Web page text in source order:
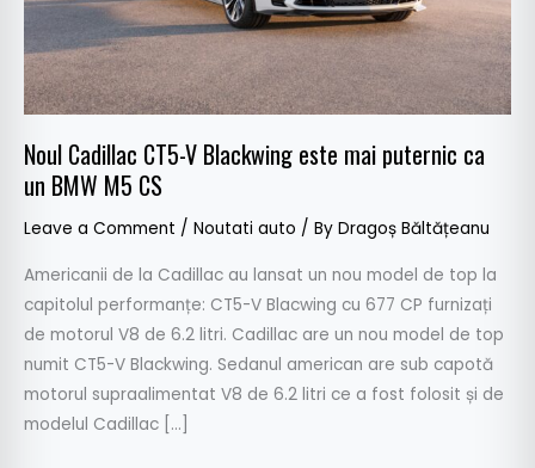
Noul Cadillac CT5-V Blackwing este mai puternic ca
un BMW M5 CS
Leave a Comment / Noutati auto / By Dragoș Băltățeanu
Americanii de la Cadillac au lansat un nou model de top la
capitolul performanțe: CT5-V Blacwing cu 677 CP furnizați
de motorul V8 de 6.2 litri. Cadillac are un nou model de top
numit CT5-V Blackwing. Sedanul american are sub capotă
motorul supraalimentat V8 de 6.2 litri ce a fost folosit și de
modelul Cadillac […]
puternic
ca
un
BMW
CS